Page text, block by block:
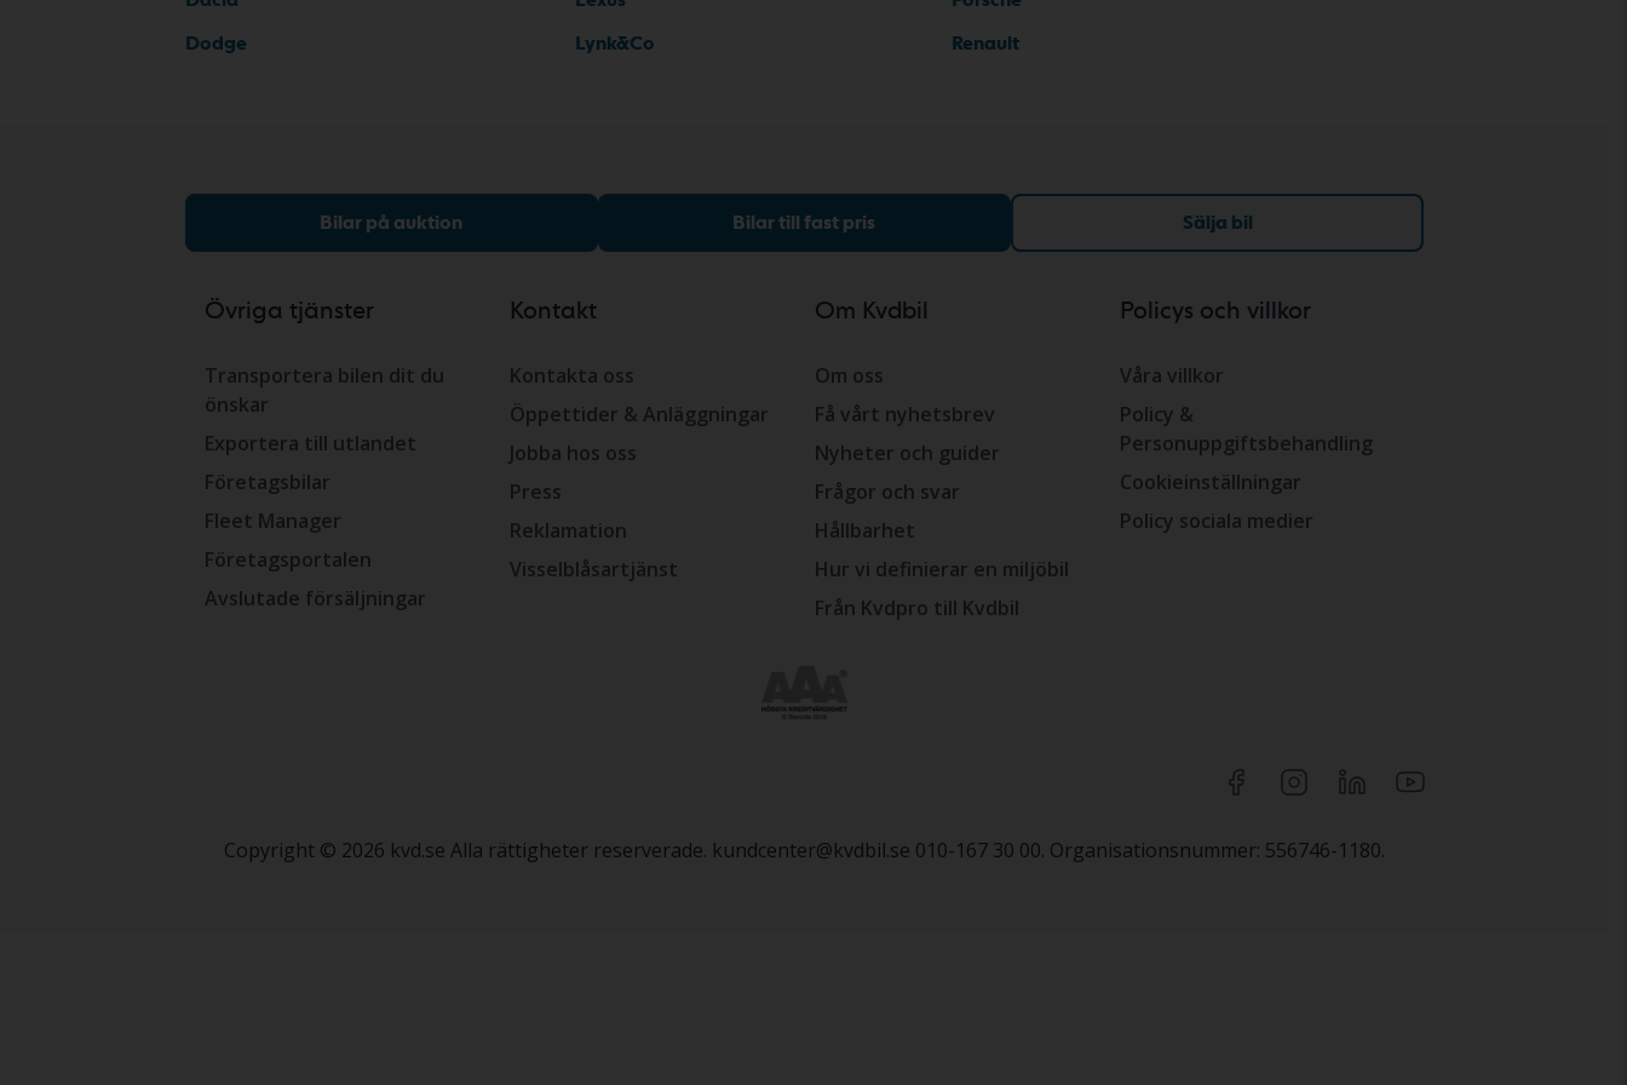
Dodge
Lynk&Co
Renault
Bilar på auktion Bilar till fast pris Sälja bil
Övriga tjänster
Transportera bilen dit du
önskar
Exportera till utlandet
Företagsbilar
Fleet Manager
Företagsportalen
Avslutade försäljningar
Kontakt
Kontakta oss
Öppettider & Anläggningar
Jobba hos oss
Press
Reklamation
Visselblåsartjänst
Om Kvdbil
Om oss
Få vårt nyhetsbrev
Nyheter och guider
Frågor och svar
Hållbarhet
Hur vi definierar en miljöbil
Från Kvdpro till Kvdbil
Policys och villkor
Våra villkor
Policy &
Personuppgiftsbehandling
Cookieinställningar
Policy sociala medier
Copyright © 2026 kvd.se Alla rättigheter reserverade. kundcenter@kvdbil.se 010-167 30 00. Organisationsnummer: 556746-1180.